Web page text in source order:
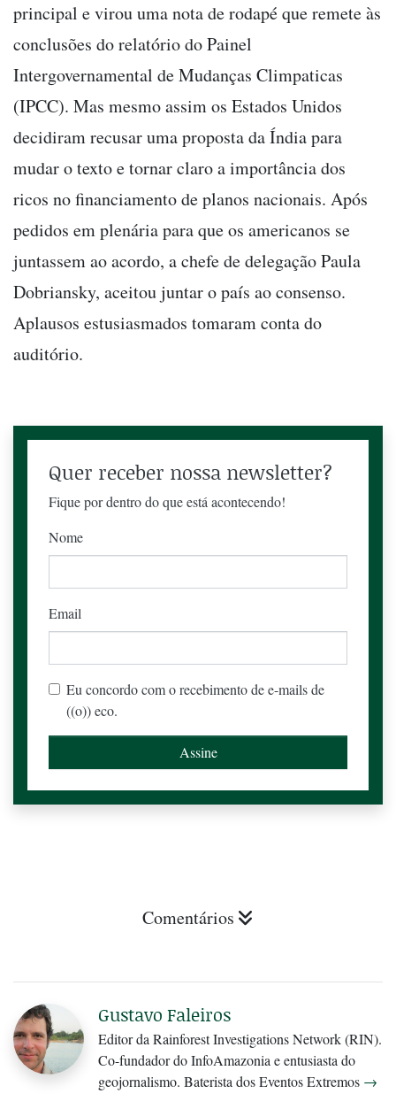
principal e virou uma nota de rodapé que remete às
conclusões do relatório do Painel
Intergovernamental de Mudanças Climpaticas
(IPCC). Mas mesmo assim os Estados Unidos
decidiram recusar uma proposta da Índia para
mudar o texto e tornar claro a importância dos
ricos no financiamento de planos nacionais. Após
pedidos em plenária para que os americanos se
juntassem ao acordo, a chefe de delegação Paula
Dobriansky, aceitou juntar o país ao consenso.
Aplausos estusiasmados tomaram conta do
auditório.
Quer receber nossa newsletter?
Fique por dentro do que está acontecendo!
Nome
Email
Eu concordo com o recebimento de e-mails de
((o)) eco.
Comentários
Gustavo Faleiros
Editor da Rainforest Investigations Network (RIN).
Co-fundador do InfoAmazonia e entusiasta do
geojornalismo. Baterista dos Eventos Extremos →